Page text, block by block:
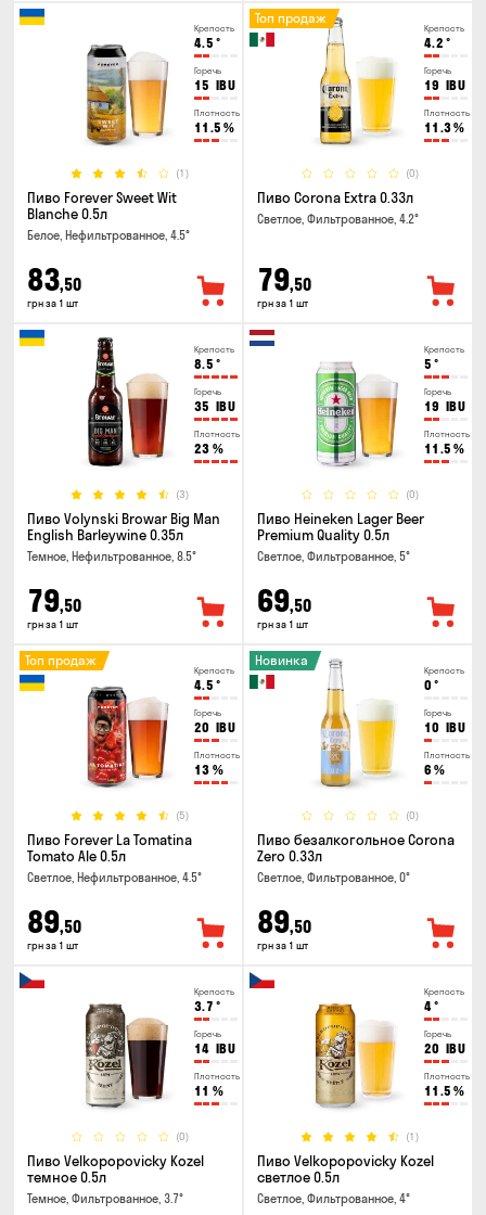
Крепость
4.5 °
Горечь
15 IBU
Плотность
11.5 %
(1)
Пиво Forever Sweet Wit
Blanche 0.5л
Белое, Нефильтрованное, 4.5°
83,50
грн за 1 шт
Крепость
4.2 °
Горечь
19 IBU
Плотность
11.3%
(0)
Топ продаж
Пиво Corona Extra 0.33л
Светлое, Фильтрованное, 4.2°
79,50
грн за 1 шт
Крепость
8.5 °
Горечь
35 IBU
Плотность
23 %
(3)
Пиво Volynski Browar Big Man
English Barleywine 0.35л
Темное, Нефильтрованное, 8.5°
79,50
грн за 1 шт
Крепость
5 °
Горечь
19 IBU
Плотность
11.5 %
(0)
Пиво Heineken Lager Beer
Premium Quality 0.5л
Светлое, Фильтрованное, 5°
69,50
грн за 1 шт
Крепость
4.5 °
Горечь
20 IBU
Плотность
13 %
(5)
Топ продаж
Пиво Forever La Tomatina
Tomato Ale 0.5л
Светлое, Нефильтрованное, 4.5°
89,50
грн за 1 шт
Крепость
0 °
Горечь
10 IBU
Плотность
6 %
(0)
Новинка
Пиво безалкогольное Corona
Zero 0.33л
Светлое, Фильтрованное, 0°
89,50
грн за 1 шт
Крепость
3.7 °
Горечь
14 IBU
Плотность
11 %
(0)
Пиво Velkopopovicky Kozel
темное 0.5л
Темное, Фильтрованное, 3.7°
Крепость
4°
Горечь
20 IBU
Плотность
11.5 %
(1)
Пиво Velkopopovicky Kozel
светлое 0.5л
Светлое, Фильтрованное, 4°